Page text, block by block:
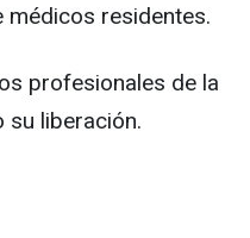
médicos residentes.
profesionales de la
su liberación.